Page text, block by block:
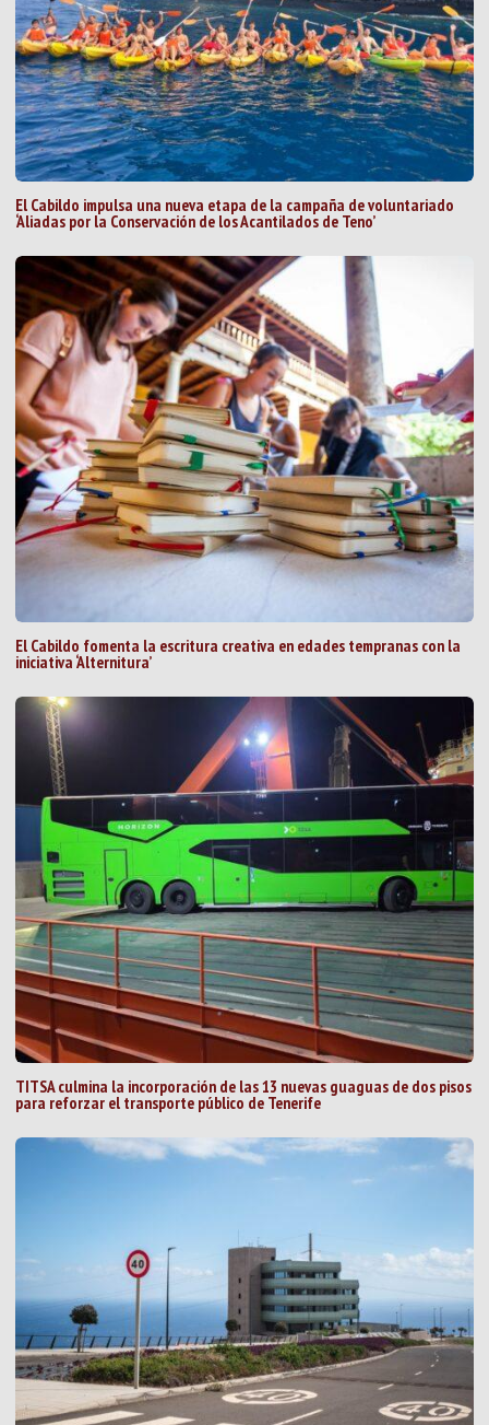
El Cabildo impulsa una nueva etapa de la campaña de voluntariado
‘Aliadas por la Conservación de los Acantilados de Teno’
El Cabildo fomenta la escritura creativa en edades tempranas con la
iniciativa ‘Alternitura’
TITSA culmina la incorporación de las 13 nuevas guaguas de dos pisos
para reforzar el transporte público de Tenerife